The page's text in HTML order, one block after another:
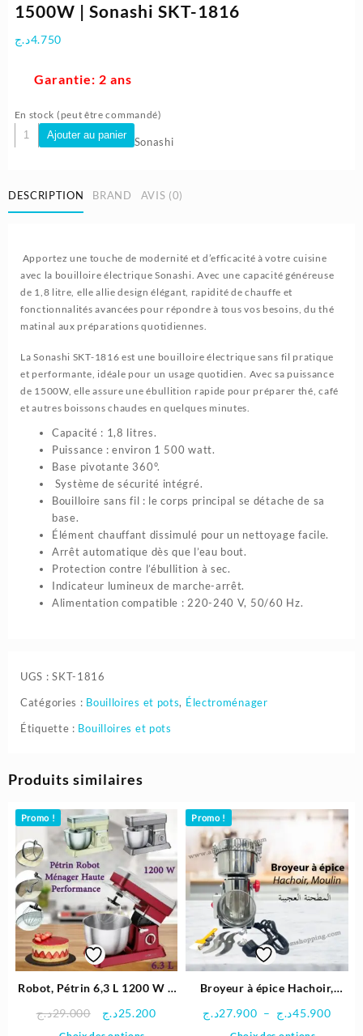
1500W | Sonashi SKT-1816
4.750د.ج
Garantie: 2 ans
En stock (peut être commandé)
quantité
de
Sans
Fil
1500W
Sonashi
Ajouter au panier
Sonashi
DESCRIPTION BRAND AVIS (0)
Apportez une touche de modernité et d’efficacité à votre cuisine
avec la bouilloire électrique Sonashi. Avec une capacité généreuse
de 1,8 litre, elle allie design élégant, rapidité de chauffe et
fonctionnalités avancées pour répondre à tous vos besoins, du thé
matinal aux préparations quotidiennes.
LaSonashi SKT-1816 est une bouilloire électrique sans fil pratique
et performante, idéale pour un usage quotidien. Avec sa puissance
de 1500W, elle assure une ébullition rapide pour préparer thé, café
et autres boissons chaudes en quelques minutes.
Capacité : 1,8 litres.
Puissance : environ 1 500 watt.
Base pivotante 360°.
Système de sécurité intégré.
Bouilloire sans fil : le corps principal se détache de sa
base.
Élément chauffant dissimulé pour un nettoyage facile.
Arrêt automatique dès que l’eau bout.
Protection contre l’ébullition à sec.
Indicateur lumineux de marche-arrêt.
Alimentation compatible : 220-240 V, 50/60 Hz.
UGS :SKT-1816
Catégories : Bouilloires et pots, Électroménager
Étiquette : Bouilloires et pots
Produits similaires
Promo !
Robot, Pétrin 6,3 L 1200 W –
29.000د.ج
Le
25.200د.ج
Le
Promo !
Broyeur à épice Hachoir,
العجيبة
27.900د.ج – 45.900د.ج
Plage